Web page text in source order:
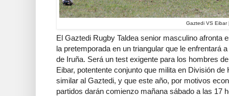
Gaztedi VS
El Gaztedi Rugby Taldea senior masculino afronta
la pretemporada en un triangular que le enfrentará
de Iruña. Será un test exigente para los hombres
Eibar, potentente conjunto que milita en División
similar al Gaztedi, y que este año, por motivos
partidos darán comienzo mañana sábado a las 17